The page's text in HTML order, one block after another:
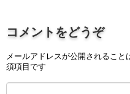
コメントをどうぞ
メールアドレスが公開されること
須項目です